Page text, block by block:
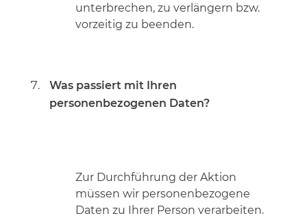
unterbrechen, zu verlängern bzw.
vorzeitig zu beenden.
Was passiert mit Ihren
personenbezogenen Daten?
Zur Durchführung der Aktion
müssen wir personenbezogene
Daten zu Ihrer Person verarbeiten.